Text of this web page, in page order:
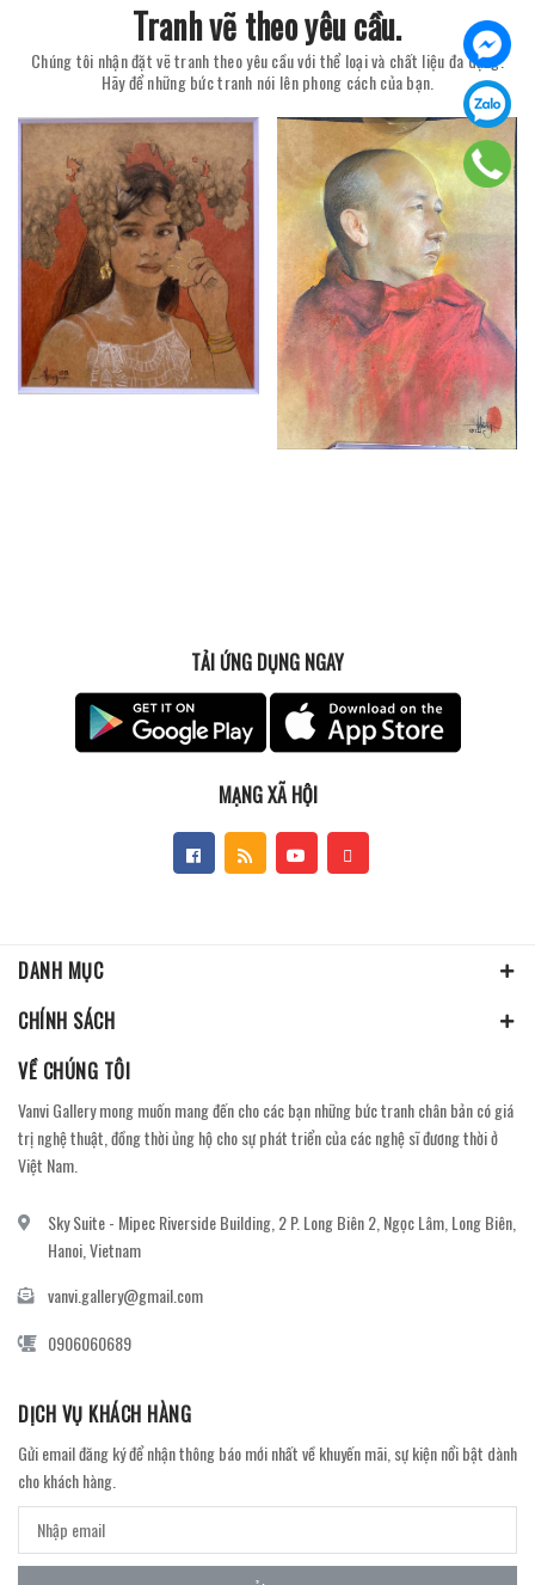
Tranh vẽ theo yêu cầu.
Chúng tôi nhận đặt vẽ tranh theo yêu cầu với thể loại và chất liệu đa dạng.
Hãy để những bức tranh nói lên phong cách của bạn.
TẢI ỨNG DỤNG NGAY
MẠNG XÃ HỘI
DANH MỤC
CHÍNH SÁCH
VỀ CHÚNG TÔI
Vanvi Gallery mong muốn mang đến cho các bạn những bức tranh chân bản có giá
trị nghệ thuật, đồng thời ủng hộ cho sự phát triển của các nghệ sĩ đương thời ở
Việt Nam.
Sky Suite - Mipec Riverside Building, 2 P. Long Biên 2, Ngọc Lâm, Long Biên,
Hanoi, Vietnam
vanvi.gallery@gmail.com
0906060689
DỊCH VỤ KHÁCH HÀNG
Gửi email đăng ký để nhận thông báo mới nhất về khuyến mãi, sự kiện nổi bật dành
cho khách hàng.